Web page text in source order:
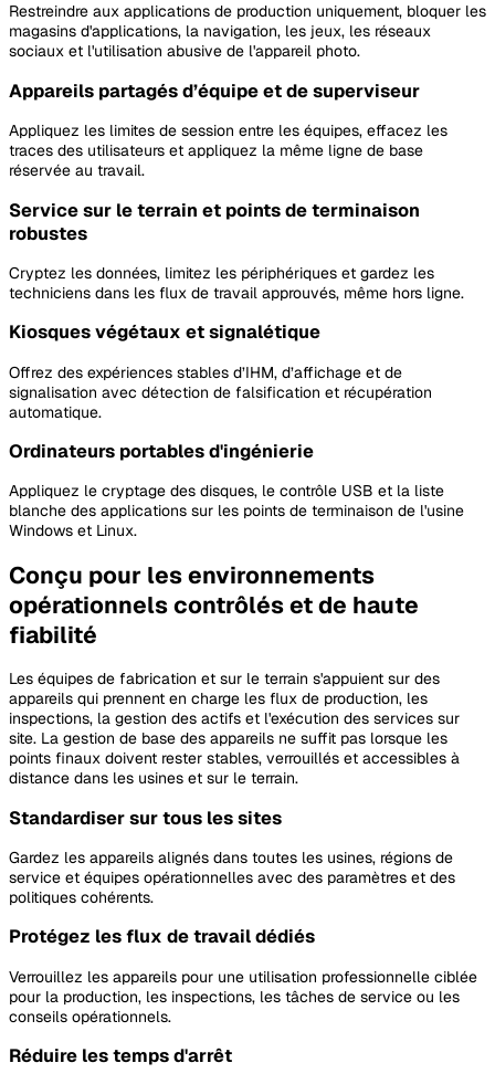
Restreindre aux applications de production uniquement, bloquer les
magasins d'applications, la navigation, les jeux, les réseaux
sociaux et l'utilisation abusive de l'appareil photo.
Appareils partagés d’équipe et de superviseur
Appliquez les limites de session entre les équipes, effacez les
traces des utilisateurs et appliquez la même ligne de base
réservée au travail.
Service sur le terrain et points de terminaison
robustes
Cryptez les données, limitez les périphériques et gardez les
techniciens dans les flux de travail approuvés, même hors ligne.
Kiosques végétaux et signalétique
Offrez des expériences stables d’IHM, d’affichage et de
signalisation avec détection de falsification et récupération
automatique.
Ordinateurs portables d'ingénierie
Appliquez le cryptage des disques, le contrôle USB et la liste
blanche des applications sur les points de terminaison de l'usine
Windows et Linux.
Conçu pour les environnements
opérationnels contrôlés et de haute
fiabilité
Les équipes de fabrication et sur le terrain s'appuient sur des
appareils qui prennent en charge les flux de production, les
inspections, la gestion des actifs et l'exécution des services sur
site. La gestion de base des appareils ne suffit pas lorsque les
points finaux doivent rester stables, verrouillés et accessibles à
distance dans les usines et sur le terrain.
Standardiser sur tous les sites
Gardez les appareils alignés dans toutes les usines, régions de
service et équipes opérationnelles avec des paramètres et des
politiques cohérents.
Protégez les flux de travail dédiés
Verrouillez les appareils pour une utilisation professionnelle ciblée
pour la production, les inspections, les tâches de service ou les
conseils opérationnels.
Réduire les temps d'arrêt